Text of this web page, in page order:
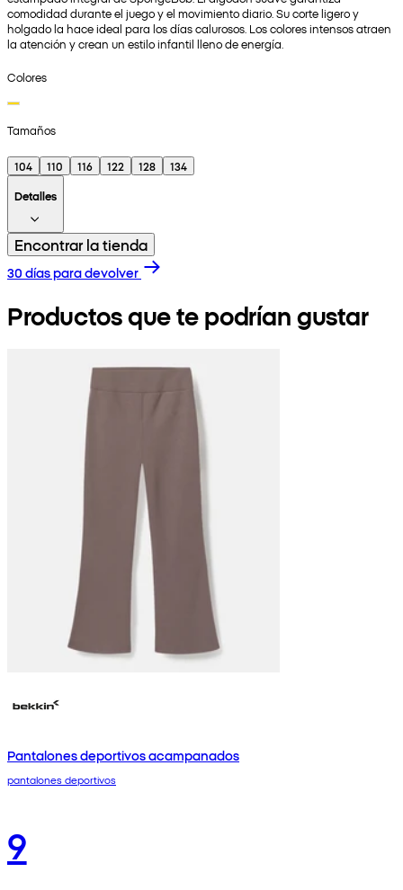
comodidad durante el juego y el movimiento diario. Su corte ligero y
holgado la hace ideal para los días calurosos. Los colores intensos atraen
la atención y crean un estilo infantil lleno de energía.
Colores
Tamaños
104 110 116 122 128
134
Detalles
Encontrar la tienda
30 días para devolver
Productos que te podrían gustar
Pantalones deportivos acampanados
pantalones deportivos
9